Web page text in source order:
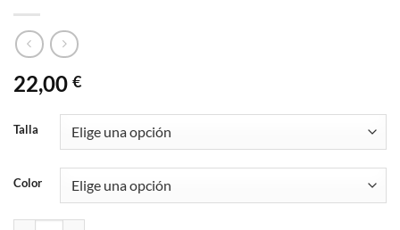
22,00 €
Talla
Color